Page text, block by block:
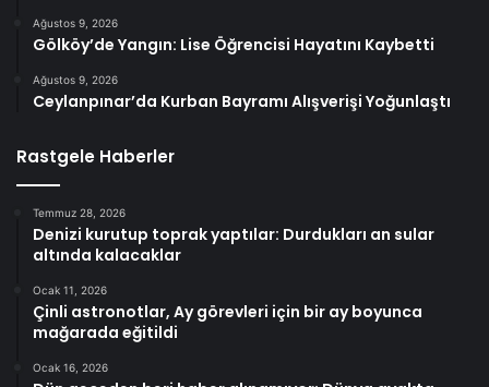
Ağustos 9, 2026
Gölköy’de Yangın: Lise Öğrencisi Hayatını Kaybetti
Ağustos 9, 2026
Ceylanpınar’da Kurban Bayramı Alışverişi Yoğunlaştı
Rastgele Haberler
Temmuz 28, 2026
Denizi kurutup toprak yaptılar: Durdukları an sular
altında kalacaklar
Ocak 11, 2026
Çinli astronotlar, Ay görevleri için bir ay boyunca
mağarada eğitildi
Ocak 16, 2026